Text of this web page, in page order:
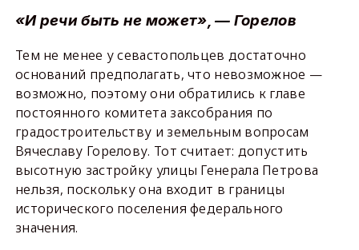
«И речи быть не может», — Горелов
Тем не менее у севастопольцев достаточно
оснований предполагать, что невозможное —
возможно, поэтому они обратились к главе
постоянного комитета заксобрания по
градостроительству и земельным вопросам
Вячеславу Горелову. Тот считает: допустить
высотную застройку улицы Генерала Петрова
нельзя, поскольку она входит в границы
исторического поселения федерального
значения.